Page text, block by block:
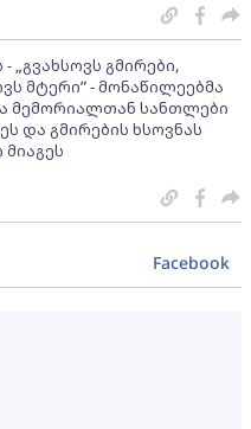
- „გვახსოვს გმირები,
მტერი” - მონაწილეებმა
მემორიალთან სანთლები
და გმირების ხსოვნას
მიაგეს
Facebook